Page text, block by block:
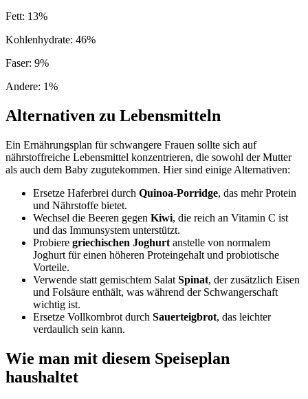
Fett: 13%
Kohlenhydrate: 46%
Faser: 9%
Andere: 1%
Alternativen zu Lebensmitteln
Ein Ernährungsplan für schwangere Frauen sollte sich auf
nährstoffreiche Lebensmittel konzentrieren, die sowohl der Mutter
als auch dem Baby zugutekommen. Hier sind einige Alternativen:
Ersetze Haferbrei durch Quinoa-Porridge, das mehr Protein
und Nährstoffe bietet.
Wechsel die Beeren gegen Kiwi, die reich an Vitamin C ist
und das Immunsystem unterstützt.
Probiere griechischen Joghurt anstelle von normalem
Joghurt für einen höheren Proteingehalt und probiotische
Vorteile.
Verwende statt gemischtem Salat Spinat, der zusätzlich Eisen
und Folsäure enthält, was während der Schwangerschaft
wichtig ist.
Ersetze Vollkornbrot durch Sauerteigbrot, das leichter
verdaulich sein kann.
Wie man mit diesem Speiseplan
haushaltet